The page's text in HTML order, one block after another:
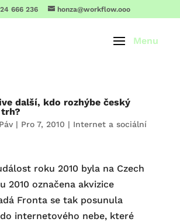
666 236 honza@workflow.ooo
další, kdo rozhýbe český
| Pro 7, 2010 | Internet a sociální
roku 2010 byla na Czech
2010 označena akvizice
Fronta se tak posunula
internetového nebe, které